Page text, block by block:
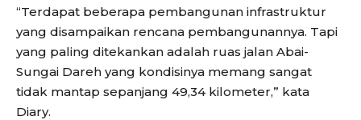
“Terdapat beberapa pembangunan infrastruktur
yang disampaikan rencana pembangunannya. Tapi
yang paling ditekankan adalah ruas jalan Abai-
Sungai Dareh yang kondisinya memang sangat
tidak mantap sepanjang 49,34 kilometer,” kata
Diary.